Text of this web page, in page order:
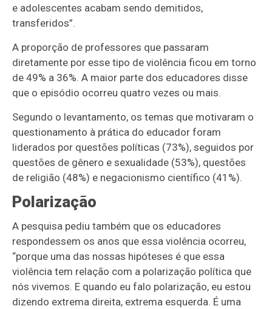
e adolescentes acabam sendo demitidos,
transferidos”.
A proporção de professores que passaram
diretamente por esse tipo de violência ficou em torno
de 49% a 36%. A maior parte dos educadores disse
que o episódio ocorreu quatro vezes ou mais.
Segundo o levantamento, os temas que motivaram o
questionamento à prática do educador foram
liderados por questões políticas (73%), seguidos por
questões de gênero e sexualidade (53%), questões
de religião (48%) e negacionismo científico (41%).
Polarização
A pesquisa pediu também que os educadores
respondessem os anos que essa violência ocorreu,
“porque uma das nossas hipóteses é que essa
violência tem relação com a polarização política que
nós vivemos. E quando eu falo polarização, eu estou
dizendo extrema direita, extrema esquerda. É uma